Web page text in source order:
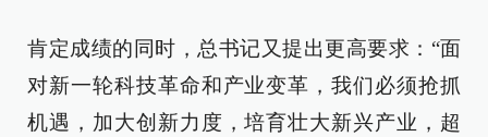
肯定成绩的同时，总书记又提出更高要求：“面
对新一轮科技革命和产业变革，我们必须抢抓
机遇，加大创新力度，培育壮大新兴产业，超